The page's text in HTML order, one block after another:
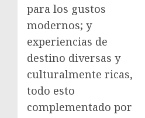
para los gustos
modernos; y
experiencias de
destino diversas y
culturalmente ricas,
todo esto
complementado por